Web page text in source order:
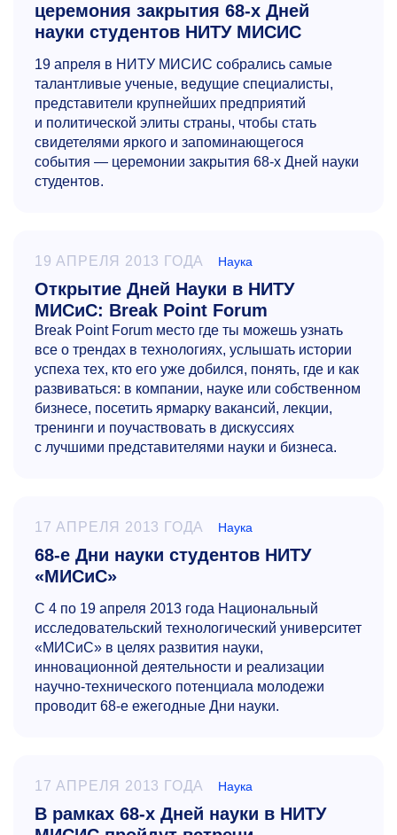
церемония закрытия 68-х Дней
науки студентов НИТУ МИСИС
19 апреля в НИТУ МИСИС собрались самые
талантливые ученые, ведущие специалисты,
представители крупнейших предприятий
и политической элиты страны, чтобы стать
свидетелями яркого и запоминающегося
события — церемонии закрытия 68-х Дней науки
студентов.
19 АПРЕЛЯ 2013 ГОДА Наука
Открытие Дней Науки в НИТУ
МИСиС: Break Point Forum
Break Point Forum место где ты можешь узнать
все о трендах в технологиях, услышать истории
успеха тех, кто его уже добился, понять, где и как
развиваться: в компании, науке или собственном
бизнесе, посетить ярмарку вакансий, лекции,
тренинги и поучаствовать в дискуссиях
с лучшими представителями науки и бизнеса.
17 АПРЕЛЯ 2013 ГОДА Наука
68-е Дни науки студентов НИТУ
«МИСиС»
С 4 по 19 апреля 2013 года Национальный
исследовательский технологический университет
«МИСиС» в целях развития науки,
инновационной деятельности и реализации
научно-технического потенциала молодежи
проводит 68-е ежегодные Дни науки.
17 АПРЕЛЯ 2013 ГОДА Наука
В рамках 68-х Дней науки в НИТУ